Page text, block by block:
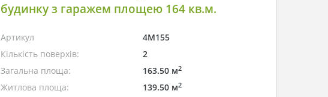
будинку з гаражем площею 164 кв.м.
Артикул
4M155
Кількість поверхів:
2
Загальна площа:
163.50 м2
Житлова площа: 139.50 м2